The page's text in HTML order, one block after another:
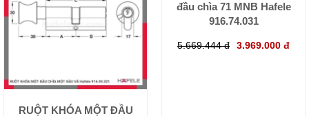
RUỘT KHÓA MỘT ĐẦU
đầu chìa 71 MNB Hafele
916.74.031
5.669.444 đ 3.969.000 đ